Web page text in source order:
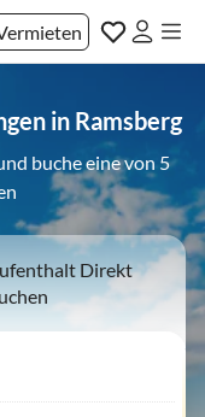
in Ramsberg
buche eine von 5
Direkt